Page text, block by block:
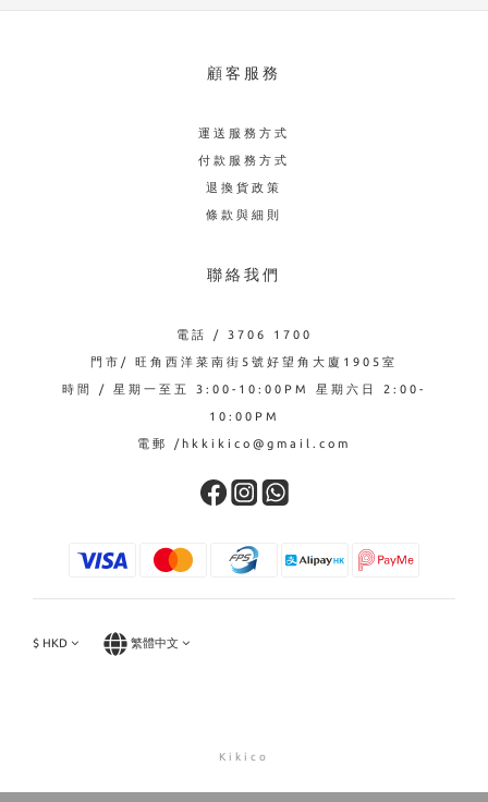
顧客服務
運送服務方式
付款服務方式
退換貨政策
條款與細則
聯絡我們
電話 / 3706 1700
門市/ 旺角西洋菜南街5號好望角大廈1905室
時間 / 星期一至五 3:00-10:00PM 星期六日 2:00-
10:00PM
電郵 /hkkikico@gmail.com
$ HKD 繁體中文
Kikico